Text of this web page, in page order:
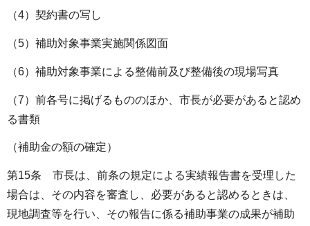
（4）契約書の写し
（5）補助対象事業実施関係図面
（6）補助対象事業による整備前及び整備後の現場写真
（7）前各号に掲げるもののほか、市長が必要があると認め
る書類
（補助金の額の確定）
第15条 市長は、前条の規定による実績報告書を受理した
場合は、その内容を審査し、必要があると認めるときは、
現地調査等を行い、その報告に係る補助事業の成果が補助